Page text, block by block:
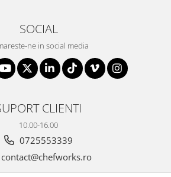
SOCIAL
ne in social media
CLIENTI
10.00-16.00
0725553339
contact@chefworks.ro